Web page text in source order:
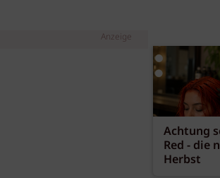
Anzeige
Achtung
Red - die
Herbst